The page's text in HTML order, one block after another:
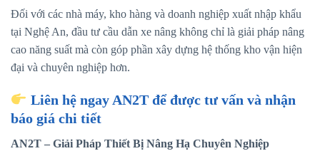
Đối với các nhà máy, kho hàng và doanh nghiệp xuất nhập khẩu
tại Nghệ An, đầu tư cầu dẫn xe nâng không chỉ là giải pháp nâng
cao năng suất mà còn góp phần xây dựng hệ thống kho vận hiện
đại và chuyên nghiệp hơn.
Liên hệ ngay AN2T để được tư vấn và nhận
báo giá chi tiết
AN2T – Giải Pháp Thiết Bị Nâng Hạ Chuyên Nghiệp